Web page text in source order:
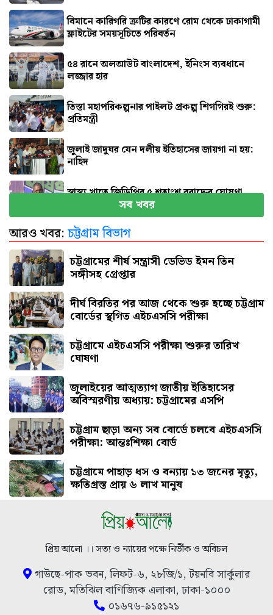
বিমানে কারিগরি ত্রুটির কারণে রোম থেকে ঢাকাগামী
ফ্লাইটের সময়সূচিতে পরিবর্তন
৫৪ রানে অলআউট বাংলাদেশ, ইনিংস ব্যবধানে
লজ্জার হার
তিস্তা মহাপরিকল্পনার পাইলট প্রকল্প শিগগিরই শুরু:
প্রতিমন্ত্রী
জুলাই জাদুঘর যেন দলীয় ইতিহাসের জায়গা না হয়:
নাহিদ
স্বাস্থ্য খাতে জিডিপির ৫ শতাংশ বরাদ্দের ঘোষণা
স্থানীয় সরকারমন্ত্রীর
‘হাসিনা কার্ড’ খেলবেন আবার বন্ধুত্বও চাইবেন, দুটো
সব খবর
আরও খবর:চট্টগ্রাম বিভাগ
চট্টগ্রামের শীর্ষ সন্ত্রাসী ডেভিড ইমন তিন
সঙ্গীসহ গ্রেপ্তার
দীর্ঘ বিরতির পর আজ থেকে শুরু হচ্ছে চট্টগ্রাম
বোর্ডের স্থগিত এইচএসসি পরীক্ষা
চট্টগ্রামে এইচএসসি পরীক্ষা শুরুর তারিখ
ঘোষণা
জুলাইয়ের আত্মত্যাগ জাতীয় ইতিহাসের
অবিস্মরণীয় অধ্যায়: চট্টগ্রামের এসপি
চট্টগ্রাম ছাড়া অন্য সব বোর্ডে চলবে এইচএসসি
পরীক্ষা: আন্তঃশিক্ষা বোর্ড
চট্টগ্রামে পাহাড় ধস ও বন্যায় ১৩ জনের মৃত্যু,
ক্ষতিগ্রস্ত প্রায় ৬ লাখ মানুষ
প্রিয় আলো ।। সত্য ও ন্যায়ের পক্ষে নির্ভীক ও অবিচল
গাউছে-পাক ভবন, লিফট-৬, ২৮জি/১, টয়নবি সার্কুলার
রোড, মতিঝিল বাণিজ্যিক এলাকা, ঢাকা-১০০০
০১৬৭৬-৯১৫১২১